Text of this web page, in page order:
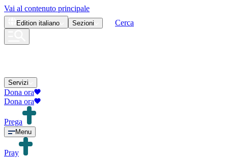
Vai al contenuto principale
Edition italiano Sezioni Cerca
Servizi
Dona ora
Dona ora
Prega
Menu
Pray